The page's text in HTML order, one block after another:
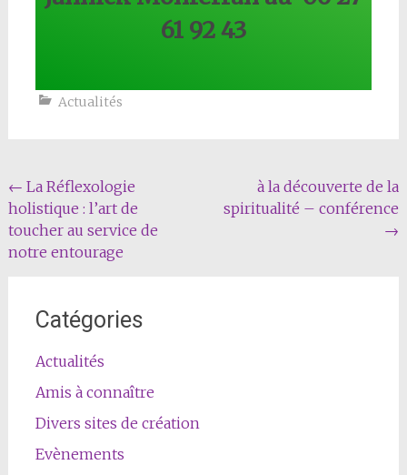
61 92 43
Actualités
Navigation
Article
← La Réflexologie
holistique : l’art de
toucher au service de
notre entourage
à la découverte de la
spiritualité – conférence
→
Catégories
Actualités
Amis à connaître
Divers sites de création
Evènements